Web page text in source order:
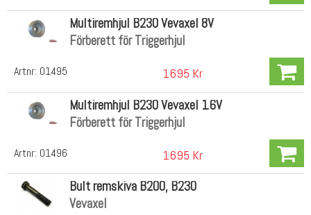
Artnr: 01495
Multiremhjul B230 Vevaxel 8V
Förberett för Triggerhjul
1695 Kr
Artnr: 01496
Multiremhjul B230 Vevaxel 16V
Förberett för Triggerhjul
1695 Kr
Bult remskiva B200, B230
Vevaxel